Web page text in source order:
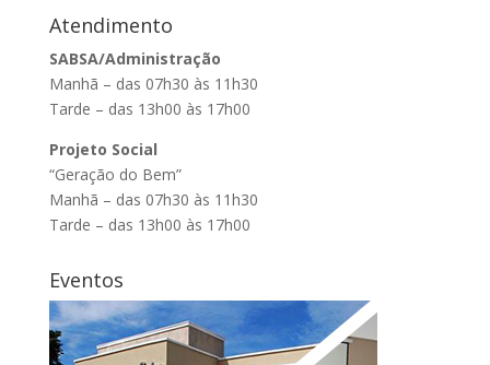
Atendimento
SABSA/Administração
Manhã – das 07h30 às 11h30
Tarde – das 13h00 às 17h00
Projeto Social
“Geração do Bem”
Manhã – das 07h30 às 11h30
Tarde – das 13h00 às 17h00
Eventos